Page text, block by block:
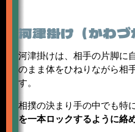
河津掛け（かわづ
河津掛けは、相手の片脚に
のまま体をひねりながら相
す。
相撲の決まり手の中でも特
を一本ロックするように絡